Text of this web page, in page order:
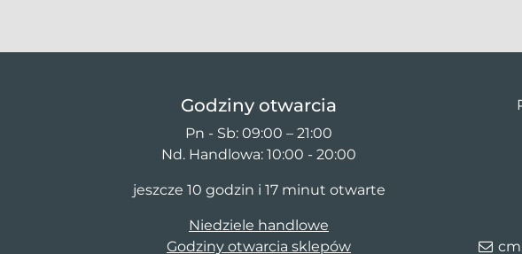
Godziny otwarcia
Pn - Sb: 09:00 – 21:00
Nd. Handlowa: 10:00 - 20:00
jeszcze 10 godzin i 17 minut otwarte
Niedziele handlowe
Godziny otwarcia sklepów